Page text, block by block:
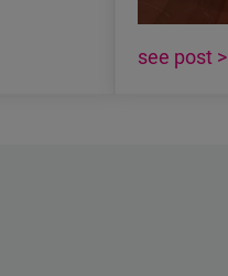
see post >